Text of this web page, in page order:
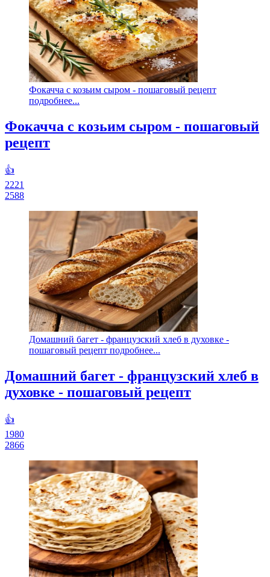
Фокачча с козьим сыром - пошаговый рецепт
подробнее...
Фокачча с козьим сыром - пошаговый
рецепт
👍
2221
2588
Домашний багет - французский хлеб в духовке -
пошаговый рецепт подробнее...
Домашний багет - французский хлеб в
духовке - пошаговый рецепт
👍
1980
2866